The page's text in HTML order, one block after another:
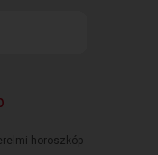
horoszkóp